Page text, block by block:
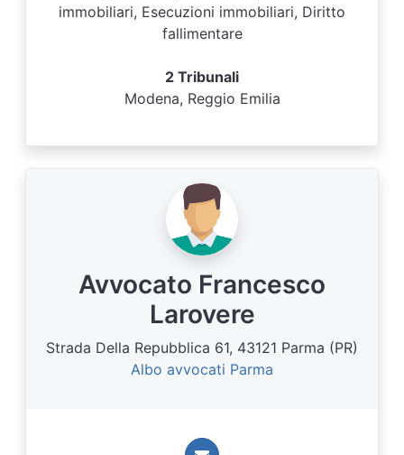
immobiliari, Esecuzioni immobiliari, Diritto
fallimentare
2 Tribunali
Modena, Reggio Emilia
Avvocato Francesco
Larovere
Strada Della Repubblica 61, 43121 Parma (PR)
Albo avvocati Parma